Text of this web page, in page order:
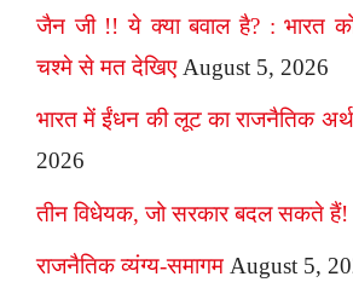
जैन जी !! ये क्या बवाल है? : भारत
चश्मे से मत देखिए August 5, 2026
भारत में ईंधन की लूट का राजनैतिक
2026
तीन विधेयक, जो सरकार बदल सकते हैं!
राजनैतिक व्यंग्य-समागम August 5,